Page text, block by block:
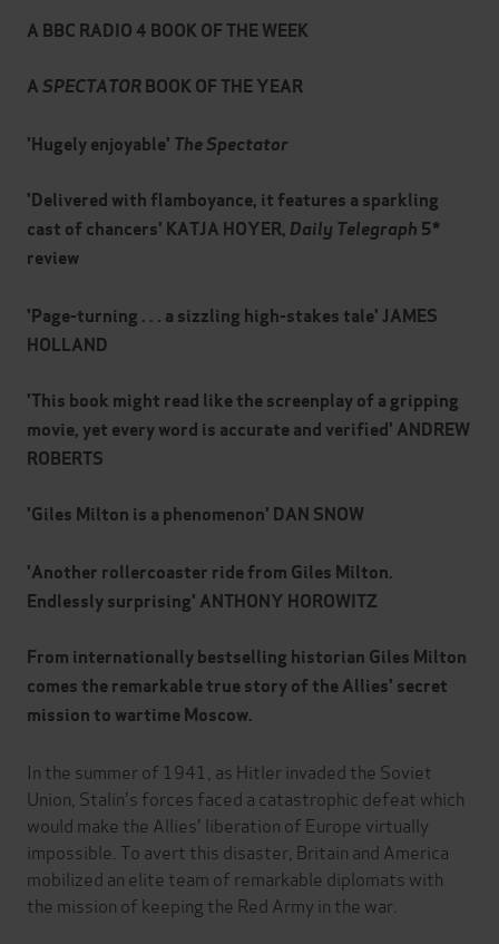
A BBC RADIO 4 BOOK OF THE WEEK
A SPECTATORBOOK OF THE YEAR
'Hugely enjoyable' The Spectator
'Delivered with flamboyance, it features a sparkling
cast of chancers' KATJA HOYER, Daily Telegraph 5*
review
'Page-turning . . . a sizzling high-stakes tale' JAMES
HOLLAND
'This book might read like the screenplay of a gripping
movie, yet every word is accurate and verified' ANDREW
ROBERTS
'Giles Milton is a phenomenon' DAN SNOW
'Another rollercoaster ride from Giles Milton.
Endlessly surprising' ANTHONY HOROWITZ
From internationally bestselling historian Giles Milton
comes the remarkable true story of the Allies' secret
mission to wartime Moscow.
In the summer of 1941, as Hitler invaded the Soviet
Union, Stalin's forces faced a catastrophic defeat which
would make the Allies' liberation of Europe virtually
impossible. To avert this disaster, Britain and America
mobilized an elite team of remarkable diplomats with
the mission of keeping the Red Army in the war.